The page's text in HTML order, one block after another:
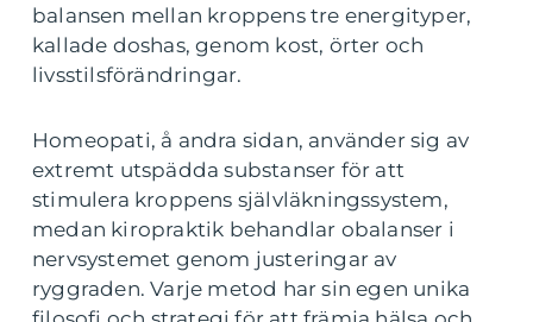
balansen mellan kroppens tre energityper,
kallade doshas, genom kost, örter och
livsstilsförändringar.
Homeopati, å andra sidan, använder sig av
extremt utspädda substanser för att
stimulera kroppens självläkningssystem,
medan kiropraktik behandlar obalanser i
nervsystemet genom justeringar av
ryggraden. Varje metod har sin egen unika